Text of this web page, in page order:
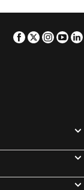
Facebook
Twitter